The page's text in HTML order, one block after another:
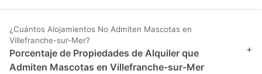
¿Cuántos Alojamientos No Admiten Mascotas en
Villefranche-sur-Mer?
Porcentaje de Propiedades de Alquiler que
Admiten Mascotas en Villefranche-sur-Mer
+